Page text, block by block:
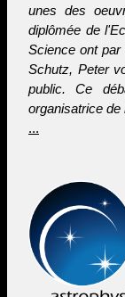
unes des
diplômée de
Science ont par
Schutz, Peter
public. Ce
organisatrice de
...